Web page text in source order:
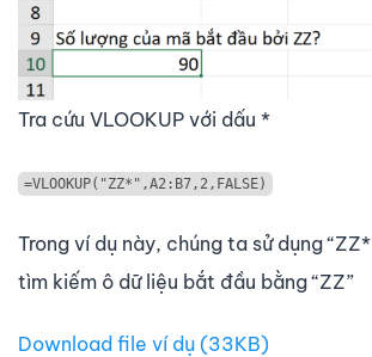
Tra cứu VLOOKUP với dấu *
=VLOOKUP("ZZ*",A2:B7,2,FALSE)
Trong ví dụ này, chúng ta sử dụng
tìm kiếm ô dữ liệu bắt đầu bằng “ZZ”
Download file ví dụ (33KB)